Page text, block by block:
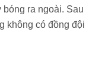
bóng ra ngoài. Sau
không có đồng đội